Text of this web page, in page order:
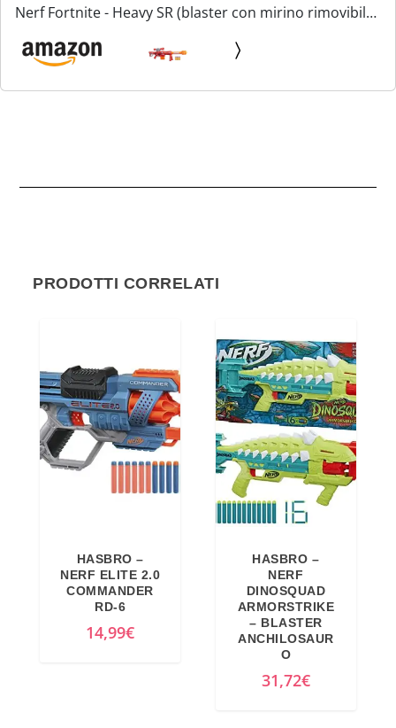
Nerf Fortnite - Heavy SR (blaster con mirino rimovibile
Mega)
PRODOTTI CORRELATI
HASBRO –
NERF ELITE 2.0
COMMANDER
RD-6
14,99€
HASBRO –
NERF
DINOSQUAD
ARMORSTRIKE
– BLASTER
ANCHILOSAUR
O
31,72€